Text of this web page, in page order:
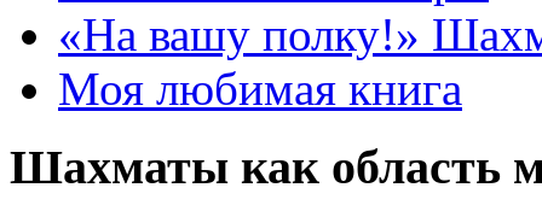
«На вашу полку!»
Моя любимая книга
Шахматы как область